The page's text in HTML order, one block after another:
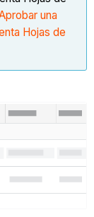
una
Hojas de